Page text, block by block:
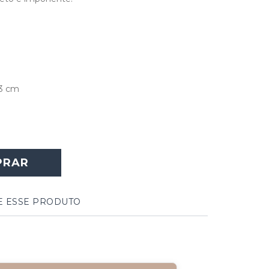
cm
ESSE PRODUTO